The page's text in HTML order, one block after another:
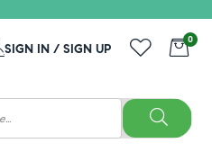
SIGN IN / SIGN UP
0